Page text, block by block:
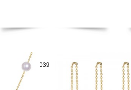
Mã hàng:69851039